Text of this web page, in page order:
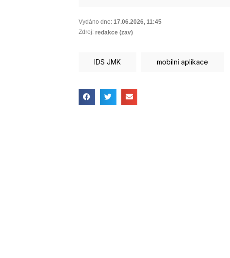
Vydáno dne: 17.06.2026, 11:45
Zdroj: redakce (zav)
IDS JMK mobilní aplikace